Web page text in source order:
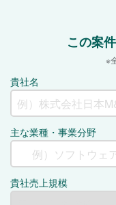
この案
※
貴社名
主な業種・事業分野
貴社売上規模